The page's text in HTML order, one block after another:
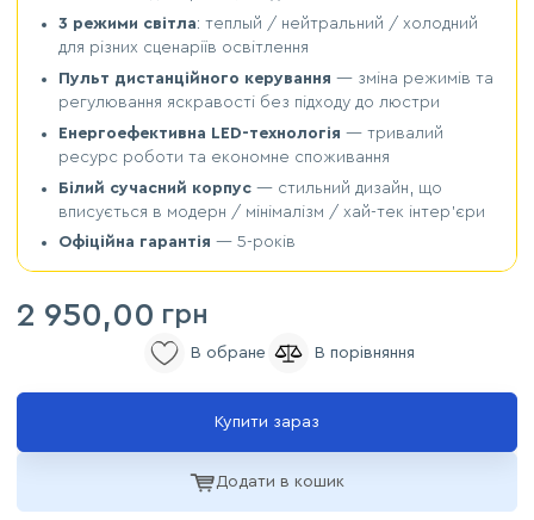
3 режими світла: теплый / нейтральний / холодний
для різних сценаріїв освітлення
Пульт дистанційного керування — зміна режимів та
регулювання яскравості без підходу до люстри
Енергоефективна LED-технологія — тривалий
ресурс роботи та економне споживання
Білий сучасний корпус — стильний дизайн, що
вписується в модерн / мінімалізм / хай-тек інтер’єри
Офіційна гарантія — 5-років
2 950,00 грн
Додати в кошик
Купити зараз